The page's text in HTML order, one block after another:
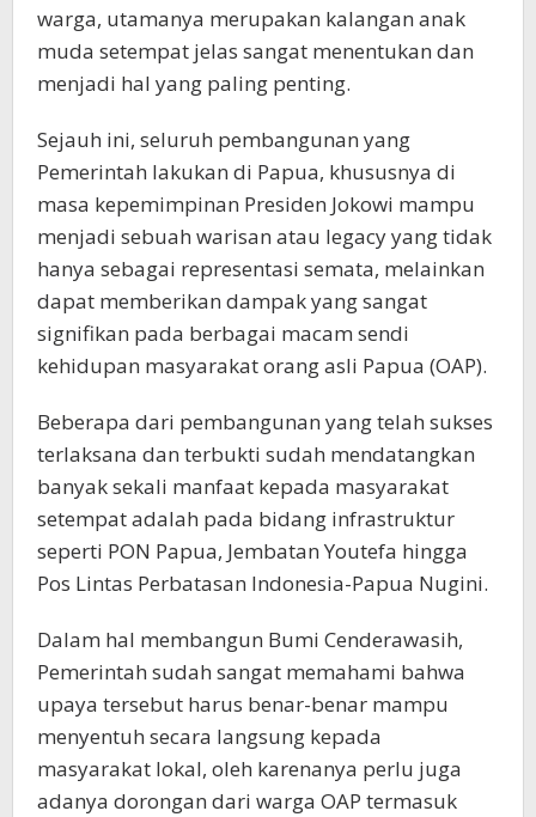
warga, utamanya merupakan kalangan anak
muda setempat jelas sangat menentukan dan
menjadi hal yang paling penting.
Sejauh ini, seluruh pembangunan yang
Pemerintah lakukan di Papua, khususnya di
masa kepemimpinan Presiden Jokowi mampu
menjadi sebuah warisan atau legacy yang tidak
hanya sebagai representasi semata, melainkan
dapat memberikan dampak yang sangat
signifikan pada berbagai macam sendi
kehidupan masyarakat orang asli Papua (OAP).
Beberapa dari pembangunan yang telah sukses
terlaksana dan terbukti sudah mendatangkan
banyak sekali manfaat kepada masyarakat
setempat adalah pada bidang infrastruktur
seperti PON Papua, Jembatan Youtefa hingga
Pos Lintas Perbatasan Indonesia-Papua Nugini.
Dalam hal membangun Bumi Cenderawasih,
Pemerintah sudah sangat memahami bahwa
upaya tersebut harus benar-benar mampu
menyentuh secara langsung kepada
masyarakat lokal, oleh karenanya perlu juga
adanya dorongan dari warga OAP termasuk